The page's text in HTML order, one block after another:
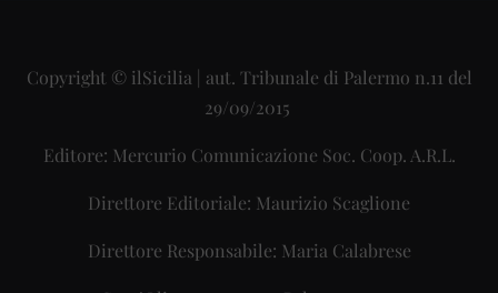
Copyright © ilSicilia | aut. Tribunale di Palermo n.11 del
29/09/2015
Editore: Mercurio Comunicazione Soc. Coop. A.R.L.
Direttore Editoriale: Maurizio Scaglione
Direttore Responsabile: Maria Calabrese